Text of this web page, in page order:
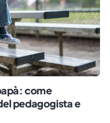
come
pedagogista e